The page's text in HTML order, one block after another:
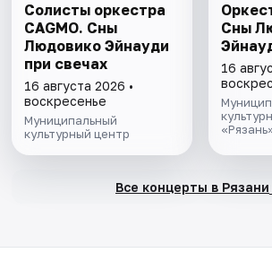
Солисты оркестра
CAGMO. Сны
Людовико Эйнауди
при свечах
16 августа 2026 •
воскресенье
Муниципальный
культурный центр
Сны
16
Все концерты в Рязани